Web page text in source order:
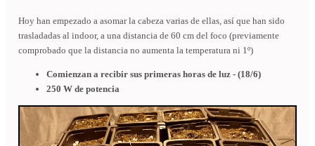
Hoy han empezado a asomar la cabeza varias de ellas, así que han sido
trasladadas al indoor, a una distancia de 60 cm del foco (previamente
comprobado que la distancia no aumenta la temperatura ni 1º)
Comienzan a recibir sus primeras horas de luz - (18/6)
250 W de potencia